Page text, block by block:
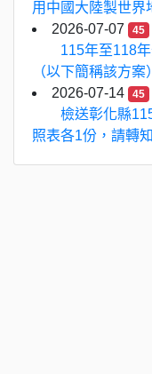
用中國大陸製世界
2026-07-07
45
115年至118
（以下簡稱該方案
2026-07-14
45
檢送彰化縣
照表各1份，請轉